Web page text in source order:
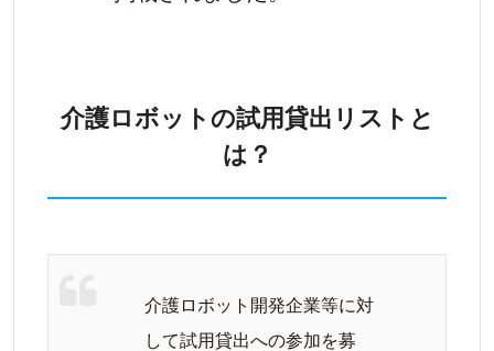
介護ロボットの試用貸出リストと
は？
介護ロボット開発企業等に対
して試用貸出への参加を募